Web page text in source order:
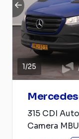
1/25
315 CDI
Camera